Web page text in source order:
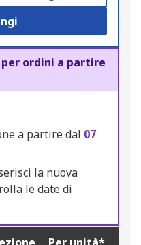
per ordini a partire
a partire dal 07
la nuova
le date di